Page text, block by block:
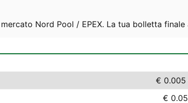
Nord Pool / EPEX. La tua bolletta finale
€ 0.005
€